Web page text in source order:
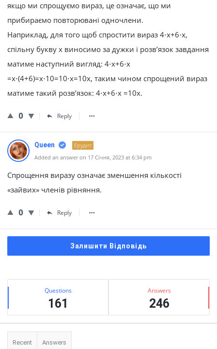
якщо ми спрощуємо вираз, це означає, що ми
прибираємо повторювані одночлени.
Наприклад, для того щоб спростити вираз 4⋅x+6⋅x,
спільну букву х виносимо за дужки і розв’язок завдання
матиме наступний вигляд: 4⋅x+6⋅x
=x⋅(4+6)=x⋅10=10⋅x=10x, таким чином спрощений вираз
матиме такий розв’язок: 4⋅x+6⋅x =10x.
0 Reply
Queen
Ерудит
Added an answer on 17 Січня, 2023 at 6:34 pm
Спрощення виразу означає зменшення кількості
«зайвих» членів рівняння.
0 Reply
Залишити Відповідь
Сидіння
Stats Questions
161
Answers
246
Recent Answers